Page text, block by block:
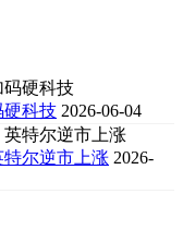
硬科技 2026-06-04
尔逆市上涨 2026-